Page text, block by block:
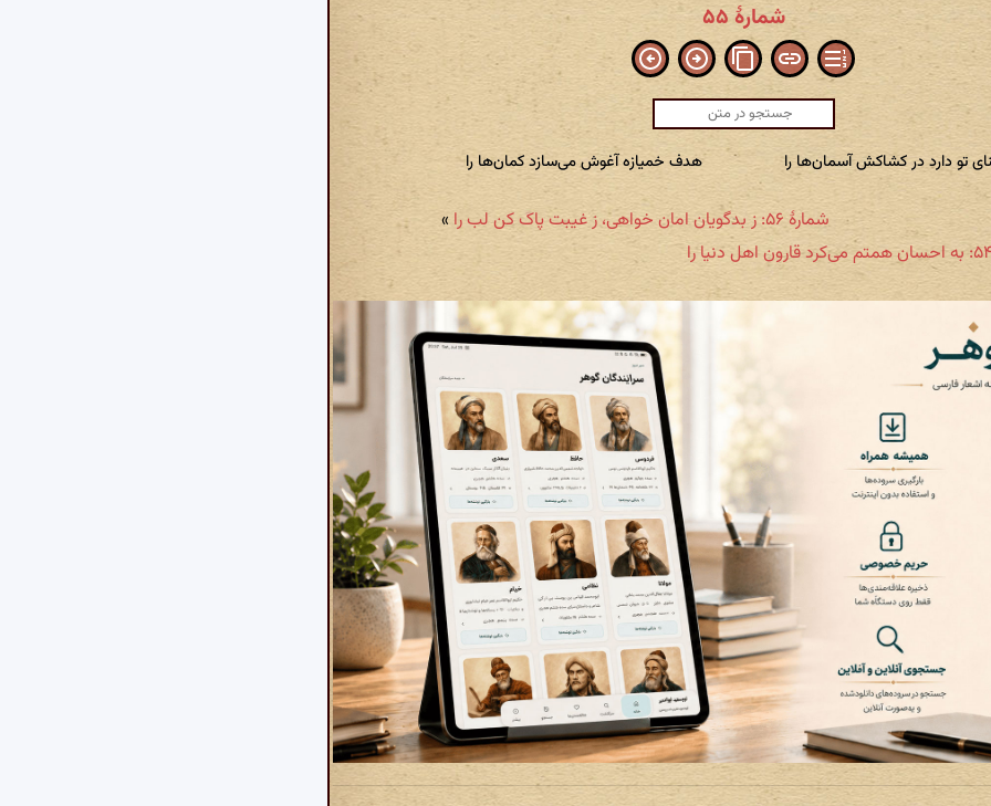
شمارهٔ ۵۵
تو دارد در کشاکش آسمان‌ها را هدف خمیازه آغوش می‌سازد کمان‌ها را
شمارهٔ ۵۶: ز بدگویان امان خواهی، ز غیبت پاک کن لب را »